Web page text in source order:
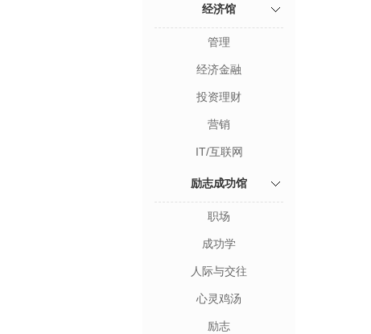
经济馆
管理
经济金融
投资理财
营销
IT/互联网
励志成功馆
职场
成功学
人际与交往
心灵鸡汤
励志